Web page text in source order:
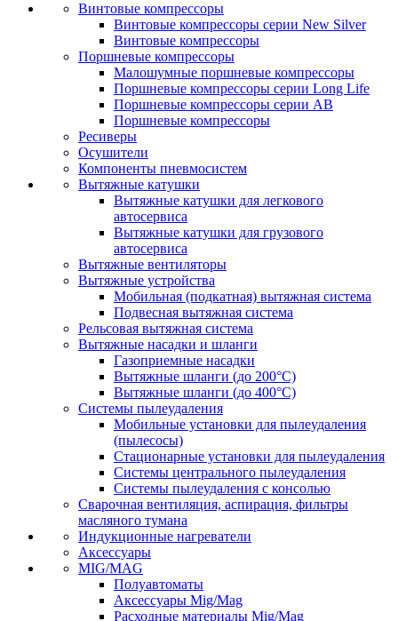
Винтовые компрессоры
Винтовые компрессоры серии New Silver
Винтовые компрессоры
Поршневые компрессоры
Малошумные поршневые компрессоры
Поршневые компрессоры серии Long Life
Поршневые компрессоры серии AB
Поршневые компрессоры
Ресиверы
Осушители
Компоненты пневмосистем
Вытяжные катушки
Вытяжные катушки для легкового
автосервиса
Вытяжные катушки для грузового
автосервиса
Вытяжные вентиляторы
Вытяжные устройства
Мобильная (подкатная) вытяжная система
Подвесная вытяжная система
Рельсовая вытяжная система
Вытяжные насадки и шланги
Газоприемные насадки
Вытяжные шланги (до 200°C)
Вытяжные шланги (до 400°C)
Системы пылеудаления
Мобильные установки для пылеудаления
(пылесосы)
Стационарные установки для пылеудаления
Системы центрального пылеудаления
Системы пылеудаления с консолью
Сварочная вентиляция, аспирация, фильтры
масляного тумана
Индукционные нагреватели
Аксессуары
MIG/MAG
Полуавтоматы
Аксессуары Mig/Mag
Расходные материалы Mig/Mag